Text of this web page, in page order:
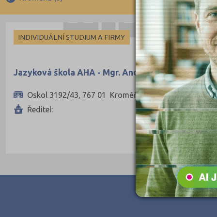
Ruština
Francouzština
Španělština
Japonština
INDIVIDUÁLNÍ STUDIUM A FIRMY
Jazyková škola AHA - Mgr. Andrea Sumcová
Oskol 3192/43, 767 01 Kroměříž
Ředitel: